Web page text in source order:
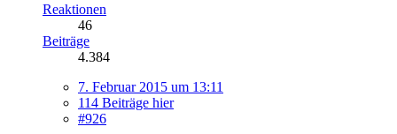
Reaktionen
46
Beiträge
4.384
7. Februar 2015 um 13:11
114 Beiträge hier
#926